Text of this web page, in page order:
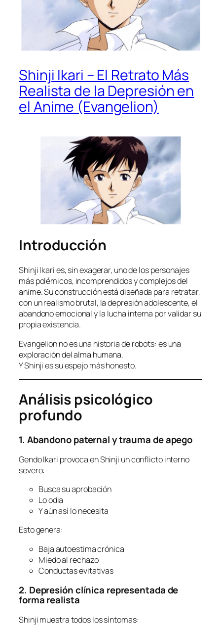
Shinji Ikari – El Retrato Más
Realista de la Depresión en
el Anime (Evangelion)
Introducción
Shinji Ikari es, sin exagerar, uno de los personajes
más polémicos, incomprendidos y complejos del
anime. Su construcción está diseñada para retratar,
con un realismo brutal, la depresión adolescente, el
abandono emocional y la lucha interna por validar su
propia existencia.
Evangelion no es una historia de robots: es una
exploración del alma humana.
Y Shinji es su espejo más honesto.
Análisis psicológico
profundo
1. Abandono paternal y trauma de apego
Gendo Ikari provoca en Shinji un conflicto interno
severo:
Busca su aprobación
Lo odia
Y aún así lo necesita
Esto genera:
Baja autoestima crónica
Miedo al rechazo
Conductas evitativas
2. Depresión clínica representada de
forma realista
Shinji muestra todos los síntomas: